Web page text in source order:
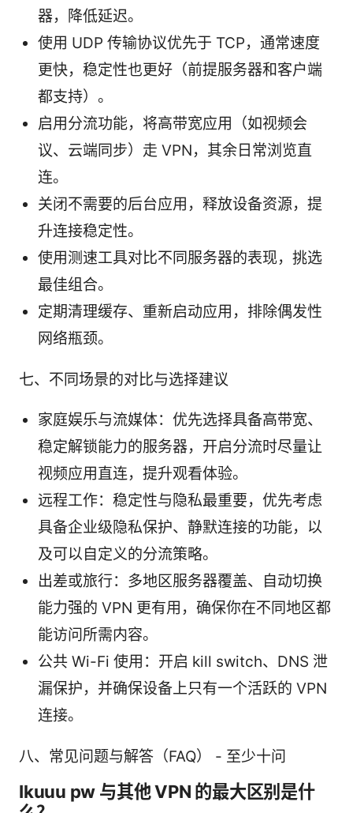
器，降低延迟。
使用 UDP 传输协议优先于 TCP，通常速度
更快，稳定性也更好（前提服务器和客户端
都支持）。
启用分流功能，将高带宽应用（如视频会
议、云端同步）走 VPN，其余日常浏览直
连。
关闭不需要的后台应用，释放设备资源，提
升连接稳定性。
使用测速工具对比不同服务器的表现，挑选
最佳组合。
定期清理缓存、重新启动应用，排除偶发性
网络瓶颈。
七、不同场景的对比与选择建议
家庭娱乐与流媒体：优先选择具备高带宽、
稳定解锁能力的服务器，开启分流时尽量让
视频应用直连，提升观看体验。
远程工作：稳定性与隐私最重要，优先考虑
具备企业级隐私保护、静默连接的功能，以
及可以自定义的分流策略。
出差或旅行：多地区服务器覆盖、自动切换
能力强的 VPN 更有用，确保你在不同地区都
能访问所需内容。
公共 Wi-Fi 使用：开启 kill switch、DNS 泄
漏保护，并确保设备上只有一个活跃的 VPN
连接。
八、常见问题与解答（FAQ） - 至少十问
Ikuuu pw 与其他 VPN 的最大区别是什